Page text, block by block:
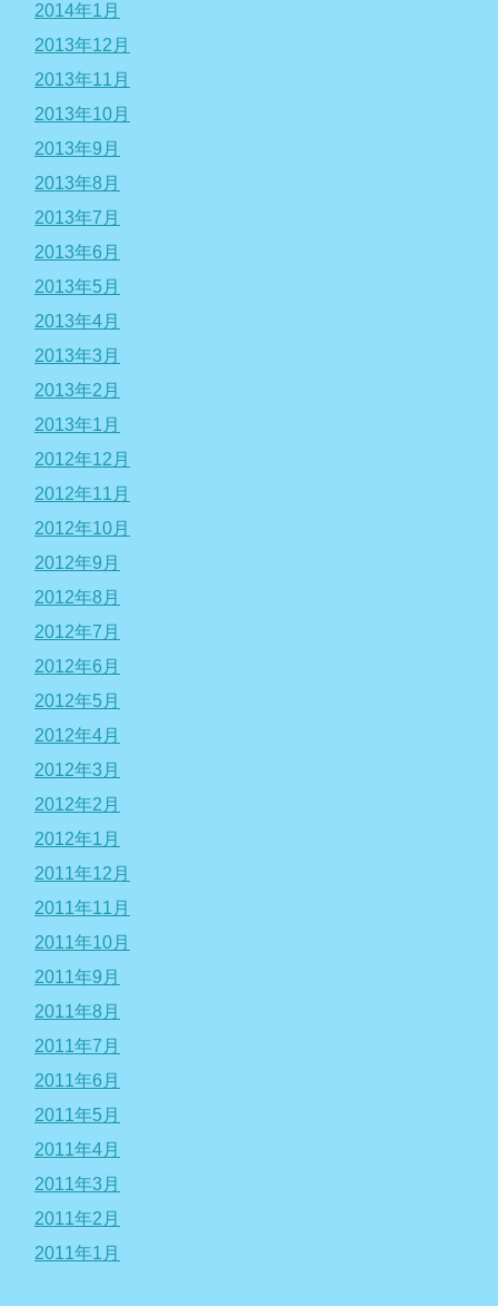
2014年1月
2013年12月
2013年11月
2013年10月
2013年9月
2013年8月
2013年7月
2013年6月
2013年5月
2013年4月
2013年3月
2013年2月
2013年1月
2012年12月
2012年11月
2012年10月
2012年9月
2012年8月
2012年7月
2012年6月
2012年5月
2012年4月
2012年3月
2012年2月
2012年1月
2011年12月
2011年11月
2011年10月
2011年9月
2011年8月
2011年7月
2011年6月
2011年5月
2011年4月
2011年3月
2011年2月
2011年1月